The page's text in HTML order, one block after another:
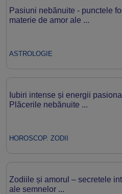
Pasiuni nebănuite - punctele
materie de amor ale ...
ASTROLOGIE
Iubiri intense și energii
Plăcerile nebănuite ...
HOROSCOP. ZODII
Zodiile și amorul – secretele
ale semnelor ...